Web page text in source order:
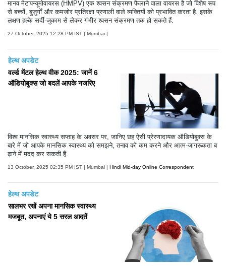
मानव मेटापन्यूमोवायरस (HMPV) एक श्वसन संक्रमण फैलाने वाला वायरस है जो विशेष रूप
से बच्चों, बुजुर्गों और कमजोर प्रतिरक्षा प्रणाली वाले व्यक्तियों को प्रभावित करता है. इसके
लक्षण हल्के सर्दी-जुकाम से लेकर गंभीर श्वसन संक्रमण तक हो सकते हैं.
27 October, 2025 12:28 PM IST | Mumbai |
हेल्थ अपडेट
वर्ल्ड मेंटल हेल्थ वीक 2025: जानें 6
ऑडियोबुक्स जो बदलें आपके नजरिए
विश्व मानसिक स्वास्थ्य सप्ताह के अवसर पर, जानिए छह ऐसी प्रेरणादायक ऑडियोबुक्स के
बारे में जो आपके मानसिक स्वास्थ्य को समझने, तनाव को कम करने और आत्म-जागरूकता ब
ढ़ाने में मदद कर सकती हैं.
13 October, 2025 02:35 PM IST | Mumbai | Hindi Mid-day Online Correspondent
हेल्थ अपडेट
सालभर रखें अपना मानसिक स्वास्थ्य
मजबूत, अपनाएं ये 5 सरल आदतें